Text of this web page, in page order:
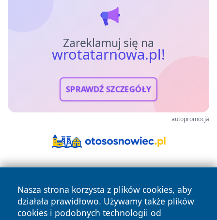
Zareklamuj się na
wrotatarnowa.pl!
SPRAWDŹ SZCZEGÓŁY
autopromocja
Nasza strona korzysta z plików cookies, aby
działała prawidłowo. Używamy także plików
cookies i podobnych technologii od